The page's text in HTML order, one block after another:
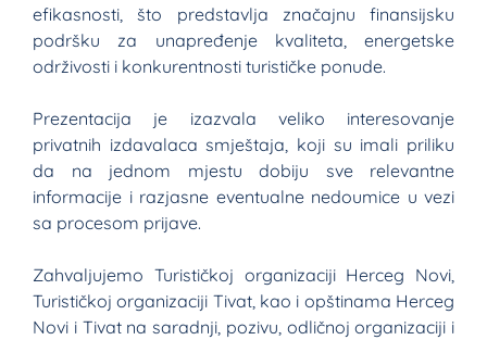
efikasnosti, što predstavlja značajnu finansijsku
podršku za unapređenje kvaliteta, energetske
održivosti i konkurentnosti turističke ponude.
Prezentacija je izazvala veliko interesovanje
privatnih izdavalaca smještaja, koji su imali priliku
da na jednom mjestu dobiju sve relevantne
informacije i razjasne eventualne nedoumice u vezi
sa procesom prijave.
Zahvaljujemo Turističkoj organizaciji Herceg Novi,
Turističkoj organizaciji Tivat, kao i opštinama Herceg
Novi i Tivat na saradnji, pozivu, odličnoj organizaciji i